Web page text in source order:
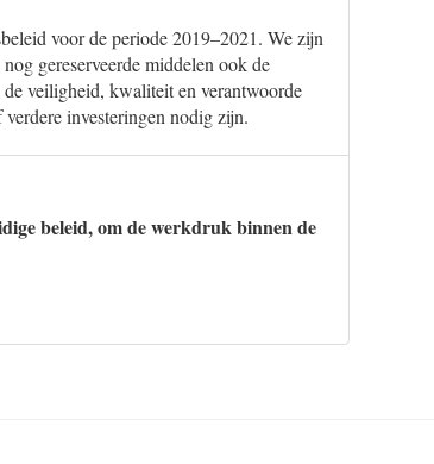
voor de periode 2019–2021. We zijn
gereserveerde middelen ook de
veiligheid, kwaliteit en verantwoorde
investeringen nodig zijn.
beleid, om de werkdruk binnen de